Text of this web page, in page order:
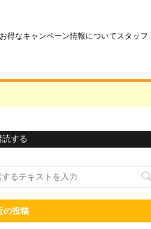
得なキャンペーン情報についてスタッフ
読する
の投稿